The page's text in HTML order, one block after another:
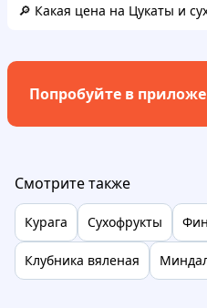
🔎 Какая цена на Цукаты и
Попробуйте в
Смотрите также
Курага Сухофрукты
Клубника вяленая